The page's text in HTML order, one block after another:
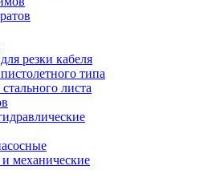
резки кабеля
типа
листа
механические